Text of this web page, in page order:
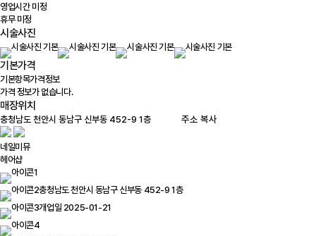
영업시간 미정
휴무 미정
시술사진
기본가격
기본항목가격정보
가격 정보가 없습니다.
매장위치
주소 복사
네일미뮤
헤어샵
충청남도 천안시 동남구 신부동 452-9 1층
개업일 2025-01-21